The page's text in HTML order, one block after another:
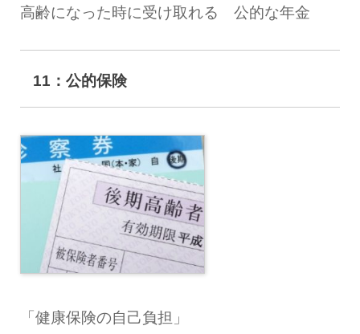
高齢になった時に受け取れる 公的な年金
11：公的保険
「健康保険の自己負担」